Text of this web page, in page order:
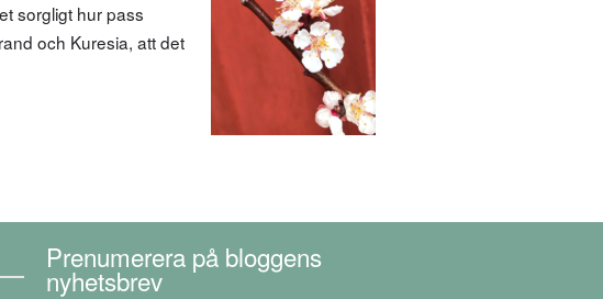
sorgligt hur pass
och Kuresia, att det
Prenumerera på bloggens
nyhetsbrev